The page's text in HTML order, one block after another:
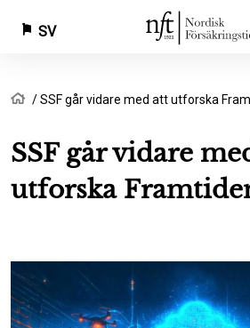
Hoppa
huvudinnehåll
SV
Länkstig
Hem
SSF går vidare med att utforska
SSF går vidare
utforska